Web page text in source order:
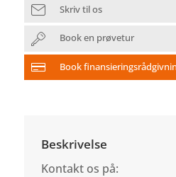
Skriv til os
Book en prøvetur
Book
Beskrivelse
Kontakt os på: